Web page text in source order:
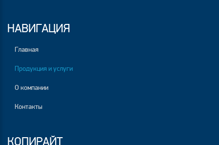
НАВИГАЦИЯ
Главная
Продукция и услуги
О компании
Контакты
КОПИРАЙТ